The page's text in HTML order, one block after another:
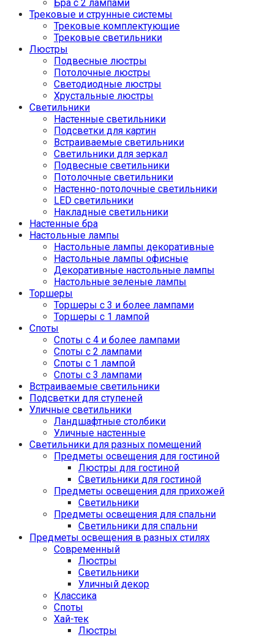
Бра с 2 лампами
Трековые и струнные системы
Трековые комплектующие
Трековые светильники
Люстры
Подвесные люстры
Потолочные люстры
Светодиодные люстры
Хрустальные люстры
Светильники
Настенные светильники
Подсветки для картин
Встраиваемые светильники
Светильники для зеркал
Подвесные светильники
Потолочные светильники
Настенно-потолочные светильники
LED светильники
Накладные светильники
Настенные бра
Настольные лампы
Настольные лампы декоративные
Настольные лампы офисные
Декоративные настольные лампы
Настольные зеленые лампы
Торшеры
Торшеры с 3 и более лампами
Торшеры с 1 лампой
Споты
Споты с 4 и более лампами
Споты с 2 лампами
Споты с 1 лампой
Споты с 3 лампами
Встраиваемые светильники
Подсветки для ступеней
Уличные светильники
Ландшафтные столбики
Уличные настенные
Светильники для разных помещений
Предметы освещения для гостиной
Люстры для гостиной
Светильники для гостиной
Предметы освещения для прихожей
Светильники
Предметы освещения для спальни
Светильники для спальни
Предметы освещения в разных стилях
Cовременный
Люстры
Светильники
Уличный декор
Классика
Споты
Хай-тек
Люстры